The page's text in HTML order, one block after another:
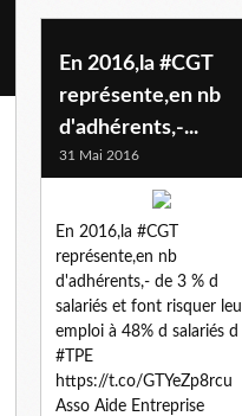
En 2016,la #CGT
représente,en nb
d'adhérents,-...
31 Mai 2016
En 2016,la #CGT
représente,en nb
d'adhérents,- de 3 % d
salariés et font risquer
emploi à 48% d salariés d
#TPE
https://t.co/GTYeZp8rcu
Asso Aide Entreprise